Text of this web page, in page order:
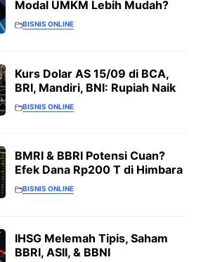
Modal UMKM Lebih Mudah?
BISNIS ONLINE
Kurs Dolar AS 15/09 di BCA,
BRI, Mandiri, BNI: Rupiah Naik
BISNIS ONLINE
BMRI & BBRI Potensi Cuan?
Efek Dana Rp200 T di Himbara
BISNIS ONLINE
IHSG Melemah Tipis, Saham
BBRI, ASII, & BBNI